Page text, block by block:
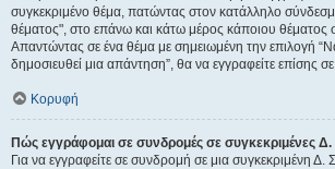
συγκεκριμένο θέμα, πατώντας στον κατάλληλο
θέματος", στο επάνω και κάτω μέρος κάποιου θέματος
Απαντώντας σε ένα θέμα με σημειωμένη την επιλογή
δημοσιευθεί μια απάντηση”, θα να εγγραφείτε επίσης
Κορυφή
Πώς εγγράφομαι σε συνδρομές σε συγκεκριμένες Δ.
Για να εγγραφείτε σε συνδρομή σε μια συγκεκριμένη